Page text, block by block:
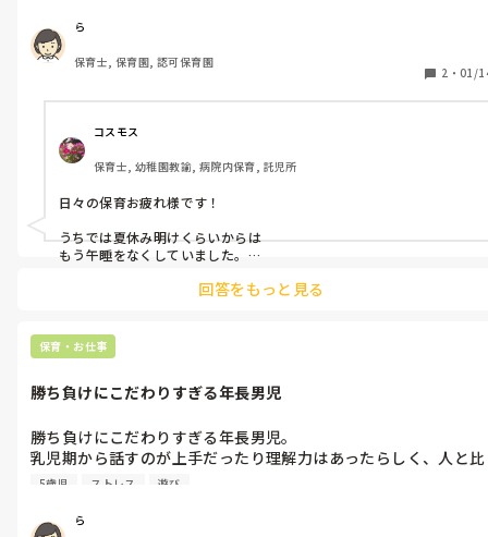
今の園では2年目。
去年は14時まで担任で見て(ワークなり活動して)14時から1時間
机上あそび(静かに)のときに看護師にバトンタッチしていまし
今日、「そろそろ始めようと思っています。」
と看護師にお願いしに行ったら「早すぎる。あの時間が3ヶ月も
あると思うとしんどい」と言われました。
去年は年長6名のうち1名だけが加配。少し暴れたりする子ではあ
りましたが……。
普段から文句ばっか言って自分では一切、保育の手伝いはしな
い。行動はしない。方なのでイラッときてしまいました。
ら
保育士, 保育園, 認可保育園
2 ・ 01/
コスモス
保育士, 幼稚園教諭, 病院内保育, 託児所
日々の保育お疲れ様です！
うちでは夏休み明けくらいからは
もう午睡をなくしていました。
担任、副担任がいたので休憩は
静かな遊びを約束して過ごす形でした。
スムーズに進みますように！
回答をもっと見る
保育・お仕事
勝ち負けにこだわりすぎる年長男児
勝ち負けにこだわりすぎる年長男児。
乳児期から話すのが上手だったり理解力はあったらしく、人と比
べることで褒められたり自己肯定感を得ていたそうです。年長の
認めている。
5歳児 ストレス 遊び
ら